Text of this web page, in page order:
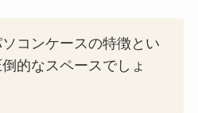
コンケースの特徴とい
的なスペースでしょ